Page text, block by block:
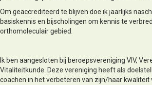
Om geaccrediteerd te blijven doe ik jaarlijks
basiskennis en bijscholingen om kennis te
orthomoleculair gebied.
Ik ben aangesloten bij beroepsvereniging VIV,
Vitaliteitkunde. Deze vereniging heeft als
coachen in het verbeteren van zijn/haar kwaliteit